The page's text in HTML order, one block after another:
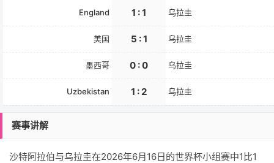
England 1 : 1 乌拉圭
美国 5 : 1 乌拉圭
墨西哥 0 : 0 乌拉圭
Uzbekistan 1 : 2 乌拉圭
赛事讲解
沙特阿拉伯与乌拉圭在2026年6月16日的世界杯小组赛中1比1